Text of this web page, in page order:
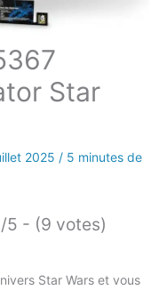
Star
2025 / 5 minutes de
5 - (9 votes)
Star Wars et vous